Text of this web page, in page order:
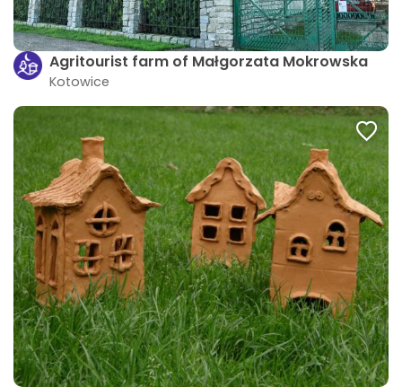
Agritourist farm of Małgorzata Mokrowska
Kotowice